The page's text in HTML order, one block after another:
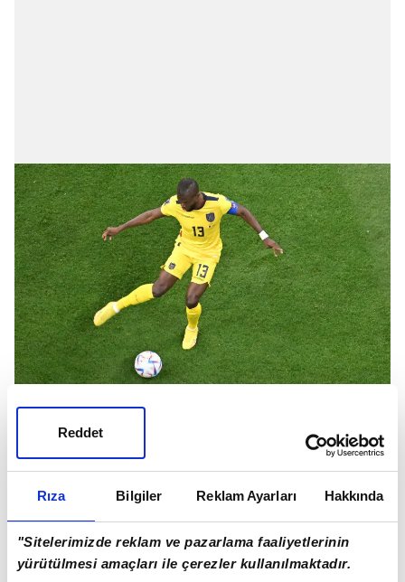
Rıza Bilgiler Reklam Ayarları Hakkında
"Sitelerimizde reklam ve pazarlama faaliyetlerinin
yürütülmesi amaçları ile çerezler kullanılmaktadır.
Reddet
YERİNDEN TAKİP ETTİLER
Corriere dello Sport'a dayandırılan haberde,
Burdisso'nun Katar'a giderek Valencia'yı tribünden
takip ettiği aktarıldı.